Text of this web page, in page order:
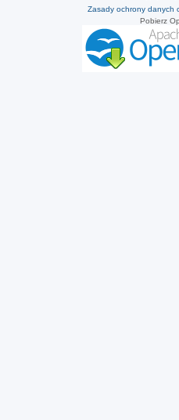
Zasady ochrony danych
Pobierz